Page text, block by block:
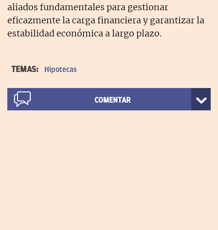
aliados fundamentales para gestionar
eficazmente la carga financiera y garantizar la
estabilidad económica a largo plazo.
TEMAS: Hipotecas
COMENTAR